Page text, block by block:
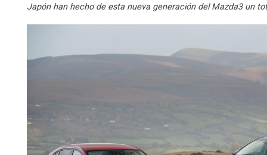
Japón han hecho de esta nueva generación del Mazda3 un